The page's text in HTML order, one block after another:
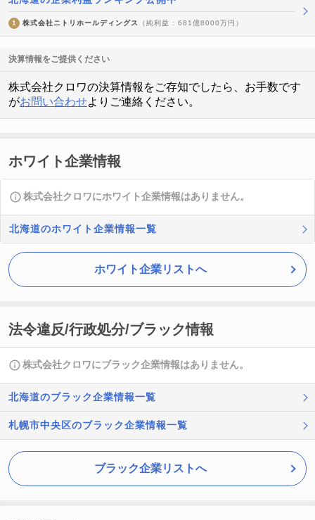
1 株式会社ニトリホールディングス （純利益 : 681億8000万円）
決算情報をご提供ください
株式会社クロワの決算情報をご存知でしたら、お手数です
がお問い合わせよりご連絡ください。
ホワイト企業情報
株式会社クロワにホワイト企業情報はありません。
北海道のホワイト企業情報一覧
ホワイト企業リストへ
法令違反/行政処分/ブラック情報
株式会社クロワにブラック企業情報はありません。
北海道のブラック企業情報一覧
札幌市中央区のブラック企業情報一覧
ブラック企業リストへ